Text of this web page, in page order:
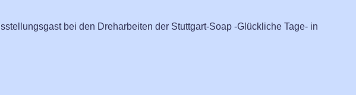
bei den Dreharbeiten der Stuttgart-Soap -Glückliche Tage- in